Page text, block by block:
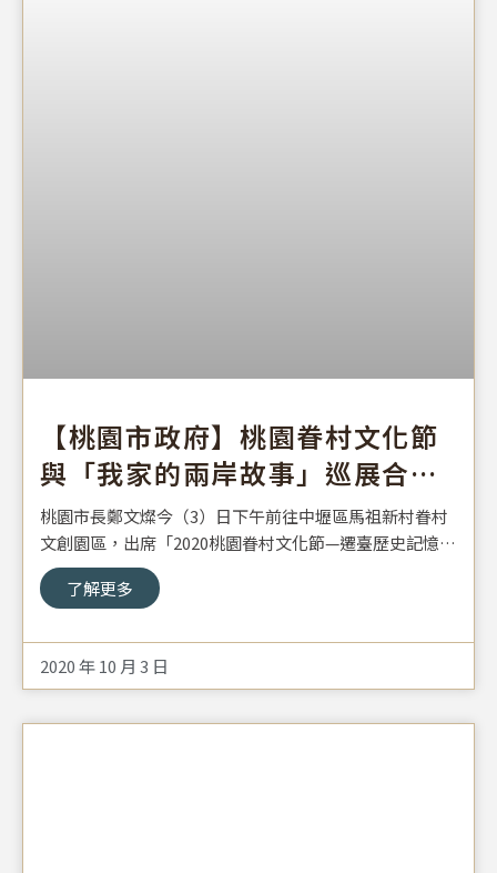
【桃園市政府】桃園眷村文化節
與「我家的兩岸故事」巡展合
作，展出桃園豐富的眷村故事
桃園市長鄭文燦今（3）日下午前往中壢區馬祖新村眷村
文創園區，出席「2020桃園眷村文化節—遷臺歷史記憶桃
園站帶您看見大時代的悲喜故事」活動。鄭市長表示，眷
村是臺灣文化重要的歷史記憶，今（109）年桃園眷村文
舉辦戲劇、展覽、電影、表演、美食等50餘場系列活動體
驗；今年也首度與財團法人沈春池文教基金會合作，於
巡展」，展覽內容豐富多元，歡迎市民朋友前往參觀，感
了解更多
2020 年 10 月 3 日